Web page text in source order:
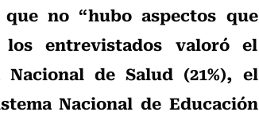
no “hubo aspectos que
entrevistados valoró el
de Salud (21%), el
Nacional de Educación